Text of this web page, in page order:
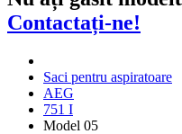
Contactați-ne!
Saci pentru aspiratoare
AEG
751 I
Model 05